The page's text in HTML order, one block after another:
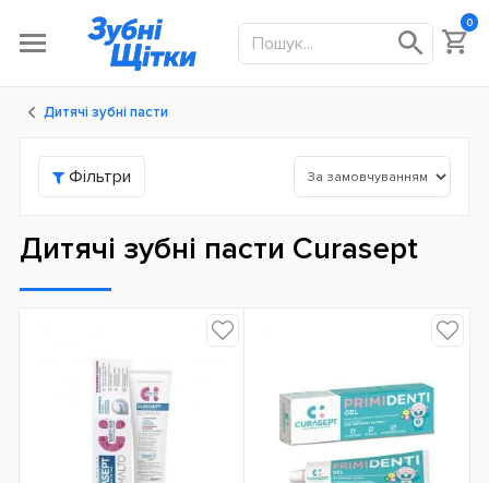
0
Дитячі зубні пасти
Фільтри
Дитячі зубні пасти Curasept